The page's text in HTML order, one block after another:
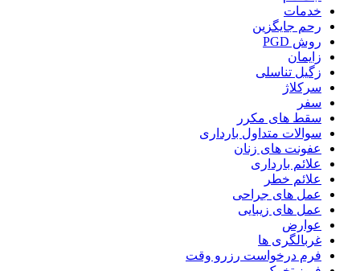
خدمات
رحم جایگزین
روش PGD
زایمان
زگیل تناسلی
سرکلاژ
سفر
سقط های مکرر
سوالات متداول بارداری
عفونت های زنان
علائم بارداری
علائم خطر
عمل های جراحی
عمل های زیبایی
عوارض
غربالگری ها
فرم درخواست رزرو وقت